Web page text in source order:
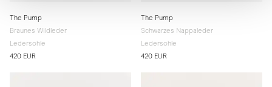
The Pump
Braunes Wildleder
Ledersohle
420 EUR
The Pump
Schwarzes Nappaleder
Ledersohle
420 EUR